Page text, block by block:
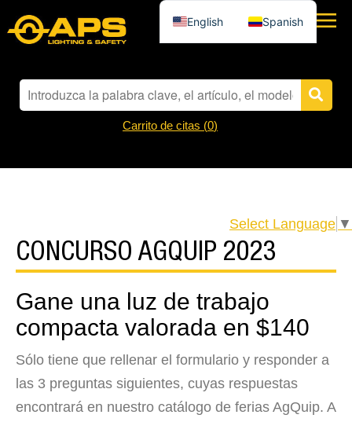
Carrito de citas (0)
Select Language ▼
CONCURSO AGQUIP 2023
Gane una luz de trabajo
compacta valorada en $140
Sólo tiene que rellenar el formulario y responder a
las 3 preguntas siguientes, cuyas respuestas
encontrará en nuestro catálogo de ferias AgQuip. A
English Spanish